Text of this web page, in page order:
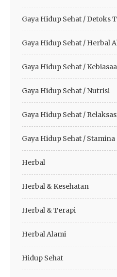
Gaya Hidup Sehat / Detoks
Gaya Hidup Sehat / Herbal
Gaya Hidup Sehat /
Gaya Hidup Sehat / Nutrisi
Gaya Hidup Sehat /
Gaya Hidup Sehat / Stamina
Herbal
Herbal & Kesehatan
Herbal & Terapi
Herbal Alami
Hidup Sehat